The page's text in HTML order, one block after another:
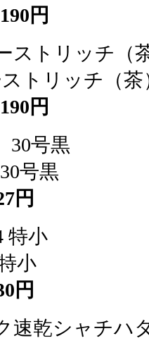
円
トリッチ（茶
円
号黒
円
小
円